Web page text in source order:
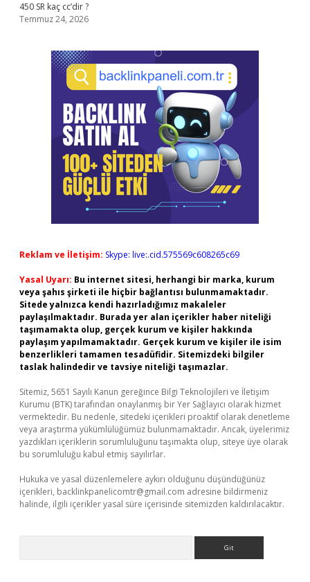
450 SR kaç cc’dir ?
Temmuz 24, 2026
Reklam ve İletişim: Skype: live:.cid.575569c608265c69
Yasal Uyarı: Bu internet sitesi, herhangi bir marka, kurum
veya şahıs şirketi ile hiçbir bağlantısı bulunmamaktadır.
Sitede yalnızca kendi hazırladığımız makaleler
paylaşılmaktadır. Burada yer alan içerikler haber niteliği
taşımamakta olup, gerçek kurum ve kişiler hakkında
paylaşım yapılmamaktadır. Gerçek kurum ve kişiler ile isim
benzerlikleri tamamen tesadüfidir. Sitemizdeki bilgiler
taslak halindedir ve tavsiye niteliği taşımazlar.
Sitemiz, 5651 Sayılı Kanun gereğince Bilgi Teknolojileri ve İletişim
Kurumu (BTK) tarafından onaylanmış bir Yer Sağlayıcı olarak hizmet
vermektedir. Bu nedenle, sitedeki içerikleri proaktif olarak denetleme
veya araştırma yükümlülüğümüz bulunmamaktadır. Ancak, üyelerimiz
yazdıkları içeriklerin sorumluluğunu taşımakta olup, siteye üye olarak
bu sorumluluğu kabul etmiş sayılırlar.
Hukuka ve yasal düzenlemelere aykırı olduğunu düşündüğünüz
içerikleri, backlinkpanelicomtr@gmail.com adresine bildirmeniz
halinde, ilgili içerikler yasal süre içerisinde sitemizden kaldırılacaktır.